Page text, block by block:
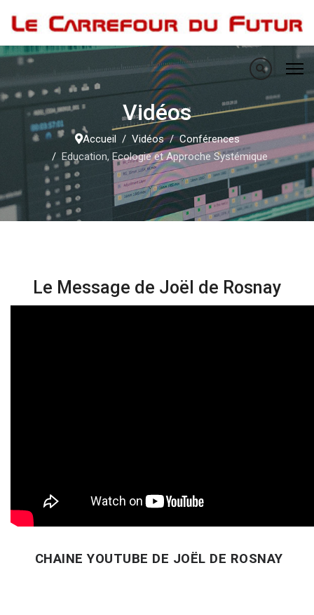
Vidéos
Accueil Vidéos
Conférences
Education, Ecologie et Approche Systémique
Le Message de Joël de Rosnay
CHAINE YOUTUBE DE JOËL DE ROSNAY